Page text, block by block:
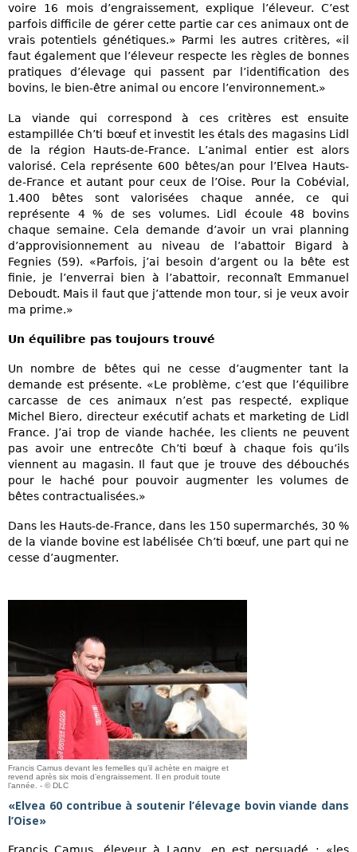
voire 16 mois d’engraissement, explique l’éleveur. C’est
parfois difficile de gérer cette partie car ces animaux ont de
vrais potentiels génétiques.» Parmi les autres critères, «il
faut également que l’éleveur respecte les règles de bonnes
pratiques d’élevage qui passent par l’identification des
bovins, le bien-être animal ou encore l’environnement.»
La viande qui correspond à ces critères est ensuite
estampillée Ch’ti bœuf et investit les étals des magasins Lidl
de la région Hauts-de-France. L’animal entier est alors
valorisé. Cela représente 600 bêtes/an pour l’Elvea Hauts-
de-France et autant pour ceux de l’Oise. Pour la Cobévial,
1.400 bêtes sont valorisées chaque année, ce qui
représente 4 % de ses volumes. Lidl écoule 48 bovins
chaque semaine. Cela demande d’avoir un vrai planning
d’approvisionnement au niveau de l’abattoir Bigard à
Fegnies (59). «Parfois, j’ai besoin d’argent ou la bête est
finie, je l’enverrai bien à l’abattoir, reconnaît Emmanuel
Deboudt. Mais il faut que j’attende mon tour, si je veux avoir
ma prime.»
Un équilibre pas toujours trouvé
Un nombre de bêtes qui ne cesse d’augmenter tant la
demande est présente. «Le problème, c’est que l’équilibre
carcasse de ces animaux n’est pas respecté, explique
Michel Biero, directeur exécutif achats et marketing de Lidl
France. J’ai trop de viande hachée, les clients ne peuvent
pas avoir une entrecôte Ch’ti bœuf à chaque fois qu’ils
viennent au magasin. Il faut que je trouve des débouchés
pour le haché pour pouvoir augmenter les volumes de
bêtes contractualisées.»
Dans les Hauts-de-France, dans les 150 supermarchés, 30 %
de la viande bovine est labélisée Ch’ti bœuf, une part qui ne
cesse d’augmenter.
Francis Camus devant les femelles qu’il achète en maigre et
revend après six mois d’engraissement. Il en produit toute
l’année. - © DLC
«Elvea 60 contribue à soutenir l’élevage bovin viande dans
l’Oise»